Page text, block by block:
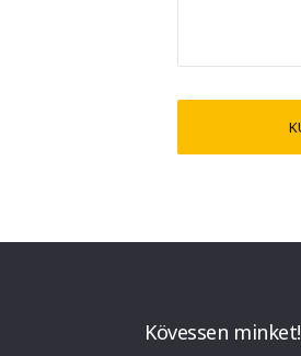
Kövessen minket!